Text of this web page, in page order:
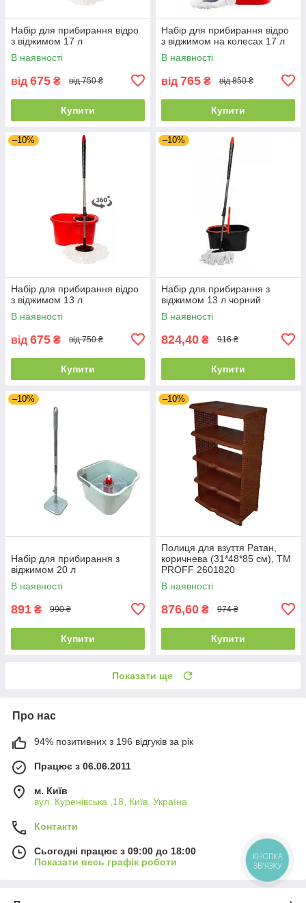
Набір для прибирання відро
з віджимом 17 л
В наявності
від 675 ₴ від 750 ₴
Купити
Набір для прибирання відро
з віджимом на колесах 17 л
В наявності
від 765 ₴ від 850 ₴
Купити
–10%
Набір для прибирання відро
з віджимом 13 л
В наявності
від 675 ₴ від 750 ₴
Купити
–10%
Набір для прибирання з
віджимом 13 л чорний
В наявності
824,40 ₴ 916 ₴
Купити
–10%
Набір для прибирання з
віджимом 20 л
В наявності
891 ₴ 990 ₴
Купити
–10%
Полиця для взуття Ратан,
коричнева (31*48*85 см), ТМ
PROFF 2601820
В наявності
876,60 ₴ 974 ₴
Купити
Показати ще
Про нас
94% позитивних з 196 відгуків за рік
Працює з 06.06.2011
м. Київ
вул. Куренівська ,18, Київ, Україна
Контакти
Сьогодні працює з 09:00 до 18:00
Показати весь графік роботи
КНОПКА
ЗВ'ЯЗКУ